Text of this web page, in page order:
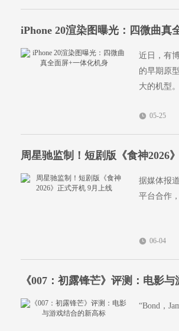
iPhone 20渲染图曝光：四微曲真
近日，有
的早期原
大的机型。
05-25
周星驰监制！短剧版《食神2026
据媒体报
平台合作
06-04
《007：初露锋芒》评测：电影
“Bond，